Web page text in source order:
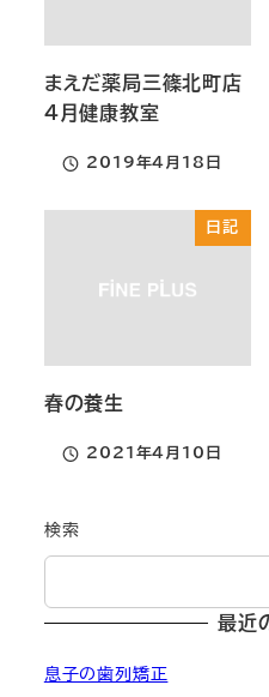
まえだ薬局三篠北町店
4月健康教室
投稿日
2019年4月18日
日記
春の養生
投稿日
2021年4月10日
検索
最近
息子の歯列矯正